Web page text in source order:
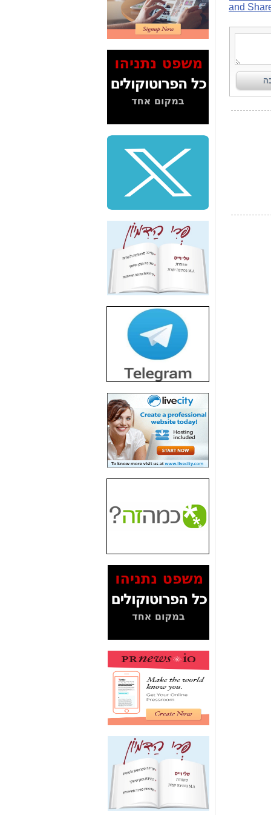
2" על תעלולי השר
משה כחלון -כאן
המשך חשיפת הבלוף
ששמו "מהפיכת
הסלולר" ואיך מסרסים
כאן
סיכום ביקור בסיליקון
שלמה פילבר (עד
לאחרונה מנכ"ל משרד
התקשורת) - עד
מדינה? הצחקתם
"יש אפליה בחקירה"?
חשיפה: למה השר
משה כחלון לא נחקר
עד היום? -
כאן
הדומה לזו של "תיק
4000" אך בתחום
הסלולר -
חשיפת מה שלא
רוצים שתדעו בעניין
פריסת אנלימיטד
(בניחוח בלתי נסבל) -
כאן
חשיפה: איוב קרא
אישר לקבוצת סלקום
בדיוק מה שביבי אישר
כאן
האם השר איוב קרא
היה צריך בכלל לחתום
על האישור, שנתן
האם ביבי וקרא קבלו
בכלל תמורה עבור
המסמכים בנושא בזק-
Yes (תיק 4000)
לאיש הלא נכון! -כאן
עובדות ומסמכים
האם ביבי כשר
תקשורת עזר לקב'
בזק? -כאן
מה מקור ה-Fake
News שהביא לתפירת
תיק לביבי והעלמת
החשודים הנכונים -כאן
אחת הרגליים של "תיק
4000 התפור"
התמוטטה היום
בניצחון (כפול) של בזק
-
כאן
איך כתבות מפנקות